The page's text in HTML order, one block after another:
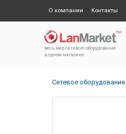
О компании Контакты
весь мир сетевого оборудования
в одном магазине
Сетевое оборудование